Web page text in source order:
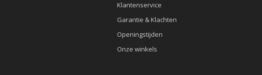
Klantenservice
Garantie & Klachten
Openingstijden
Onze winkels